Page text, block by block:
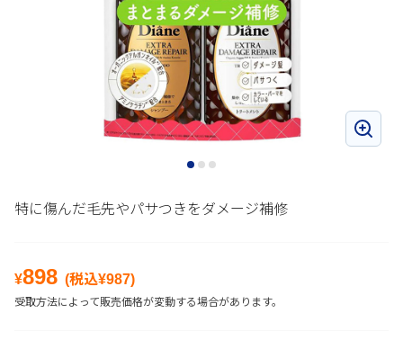
特に傷んだ毛先やパサつきをダメージ補修
¥898 (税込¥987)
受取方法によって販売価格が変動する場合があります。